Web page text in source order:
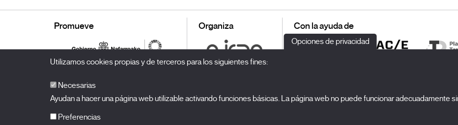
Promueve Organiza Con la ayuda de
Opciones de privacidad
Utilizamos cookies propias y de terceros para los siguientes fines:
Necesarias
Ayudan a hacer una página web utilizable activando funciones básicas. La página web no puede funcionar adecuadamente
Preferencias